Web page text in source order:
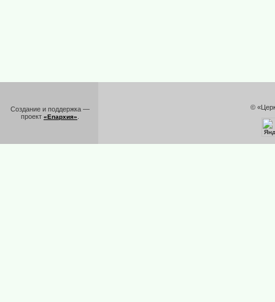
Создание и поддержка —
проект «Епархия»
©